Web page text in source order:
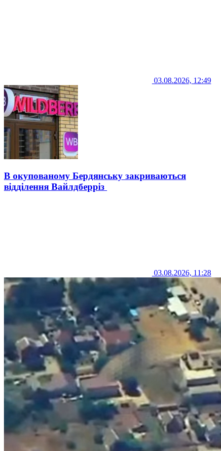
03.08.2026, 12:49
В окупованому Бердянську закриваються
відділення Вайлдберріз
03.08.2026, 11:28